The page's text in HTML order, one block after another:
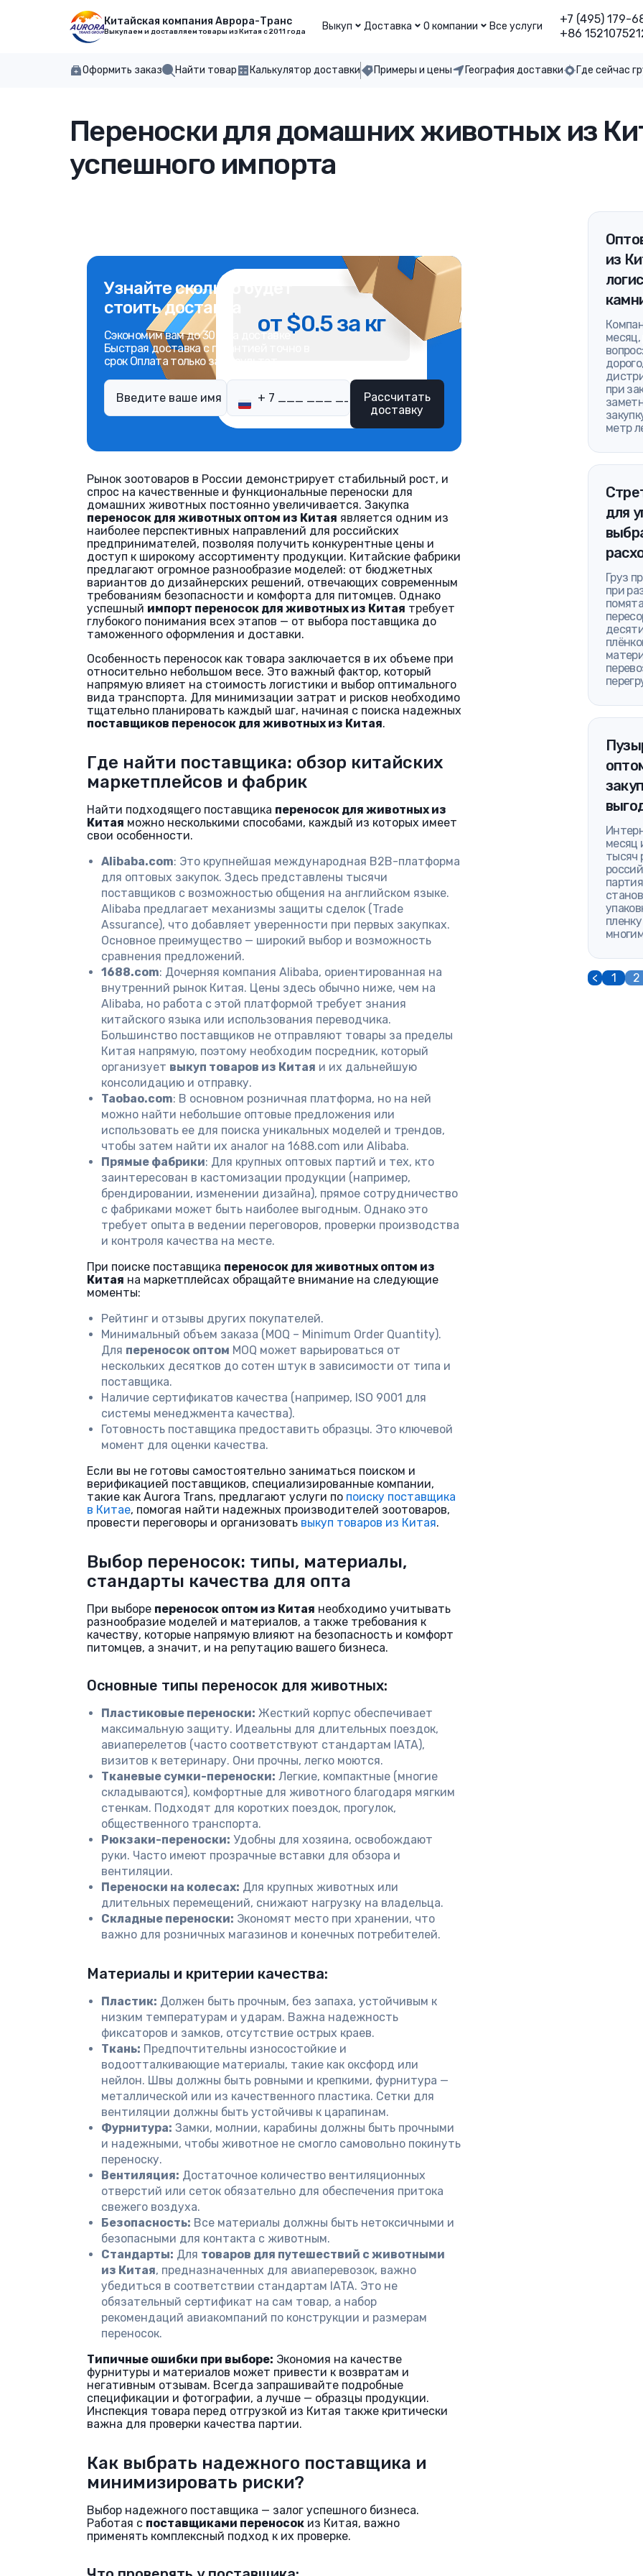
Китайская компания Аврора-Транс
Выкупаем и доставляем товары из Китая с 2011 года Выкуп Доставка О компании Все услуги
+7 (495) 179-
+86
Оформить заказ Найти товар Калькулятор доставки Примеры и цены География доставки Где сейчас
Переноски для домашних животных из
успешного импорта
Узнайте сколько будет
стоить доставка
Сэкономим вам до 30% на доставке
Быстрая доставка с гарантией точно в
срок Оплата только за результат
Рассчитать
доставку
от $0.5 за кг
Рынок зоотоваров в России демонстрирует стабильный рост, и
спрос на качественные и функциональные переноски для
домашних животных постоянно увеличивается. Закупка
переносок для животных оптом из Китая является одним из
наиболее перспективных направлений для российских
предпринимателей, позволяя получить конкурентные цены и
доступ к широкому ассортименту продукции. Китайские фабрики
предлагают огромное разнообразие моделей: от бюджетных
вариантов до дизайнерских решений, отвечающих современным
требованиям безопасности и комфорта для питомцев. Однако
успешный импорт переносок для животных из Китая требует
глубокого понимания всех этапов — от выбора поставщика до
таможенного оформления и доставки.
Особенность переносок как товара заключается в их объеме при
относительно небольшом весе. Это важный фактор, который
напрямую влияет на стоимость логистики и выбор оптимального
вида транспорта. Для минимизации затрат и рисков необходимо
тщательно планировать каждый шаг, начиная с поиска надежных
поставщиков переносок для животных из Китая.
Где найти поставщика: обзор китайских
маркетплейсов и фабрик
Найти подходящего поставщика переносок для животных из
Китая можно несколькими способами, каждый из которых имеет
свои особенности.
Alibaba.com: Это крупнейшая международная B2B-платформа
для оптовых закупок. Здесь представлены тысячи
поставщиков с возможностью общения на английском языке.
Alibaba предлагает механизмы защиты сделок (Trade
Assurance), что добавляет уверенности при первых закупках.
Основное преимущество — широкий выбор и возможность
сравнения предложений.
1688.com: Дочерняя компания Alibaba, ориентированная на
внутренний рынок Китая. Цены здесь обычно ниже, чем на
Alibaba, но работа с этой платформой требует знания
китайского языка или использования переводчика.
Большинство поставщиков не отправляют товары за пределы
Китая напрямую, поэтому необходим посредник, который
организует выкуп товаров из Китая и их дальнейшую
консолидацию и отправку.
Taobao.com: В основном розничная платформа, но на ней
можно найти небольшие оптовые предложения или
использовать ее для поиска уникальных моделей и трендов,
чтобы затем найти их аналог на 1688.com или Alibaba.
Прямые фабрики: Для крупных оптовых партий и тех, кто
заинтересован в кастомизации продукции (например,
брендировании, изменении дизайна), прямое сотрудничество
с фабриками может быть наиболее выгодным. Однако это
требует опыта в ведении переговоров, проверки производства
и контроля качества на месте.
При поиске поставщика переносок для животных оптом из
Китая на маркетплейсах обращайте внимание на следующие
моменты:
Рейтинг и отзывы других покупателей.
Минимальный объем заказа (MOQ – Minimum Order Quantity).
Для переносок оптом MOQ может варьироваться от
нескольких десятков до сотен штук в зависимости от типа и
поставщика.
Наличие сертификатов качества (например, ISO 9001 для
системы менеджмента качества).
Готовность поставщика предоставить образцы. Это ключевой
момент для оценки качества.
Если вы не готовы самостоятельно заниматься поиском и
верификацией поставщиков, специализированные компании,
такие как Aurora Trans, предлагают услуги по поиску поставщика
в Китае, помогая найти надежных производителей зоотоваров,
провести переговоры и организовать выкуп товаров из Китая.
Выбор переносок: типы, материалы,
стандарты качества для опта
При выборе переносок оптом из Китая необходимо учитывать
разнообразие моделей и материалов, а также требования к
качеству, которые напрямую влияют на безопасность и комфорт
питомцев, а значит, и на репутацию вашего бизнеса.
Основные типы переносок для животных:
Пластиковые переноски: Жесткий корпус обеспечивает
максимальную защиту. Идеальны для длительных поездок,
авиаперелетов (часто соответствуют стандартам IATA),
визитов к ветеринару. Они прочны, легко моются.
Тканевые сумки-переноски: Легкие, компактные (многие
складываются), комфортные для животного благодаря мягким
стенкам. Подходят для коротких поездок, прогулок,
общественного транспорта.
Рюкзаки-переноски: Удобны для хозяина, освобождают
руки. Часто имеют прозрачные вставки для обзора и
вентиляции.
Переноски на колесах: Для крупных животных или
длительных перемещений, снижают нагрузку на владельца.
Складные переноски: Экономят место при хранении, что
важно для розничных магазинов и конечных потребителей.
Материалы и критерии качества:
Пластик: Должен быть прочным, без запаха, устойчивым к
низким температурам и ударам. Важна надежность
фиксаторов и замков, отсутствие острых краев.
Ткань: Предпочтительны износостойкие и
водоотталкивающие материалы, такие как оксфорд или
нейлон. Швы должны быть ровными и крепкими, фурнитура —
металлической или из качественного пластика. Сетки для
вентиляции должны быть устойчивы к царапинам.
Фурнитура: Замки, молнии, карабины должны быть прочными
и надежными, чтобы животное не смогло самовольно покинуть
переноску.
Вентиляция: Достаточное количество вентиляционных
отверстий или сеток обязательно для обеспечения притока
свежего воздуха.
Безопасность: Все материалы должны быть нетоксичными и
безопасными для контакта с животным.
Стандарты: Для товаров для путешествий с животными
из Китая, предназначенных для авиаперевозок, важно
убедиться в соответствии стандартам IATA. Это не
обязательный сертификат на сам товар, а набор
рекомендаций авиакомпаний по конструкции и размерам
переносок.
Типичные ошибки при выборе: Экономия на качестве
фурнитуры и материалов может привести к возвратам и
негативным отзывам. Всегда запрашивайте подробные
спецификации и фотографии, а лучше — образцы продукции.
Инспекция товара перед отгрузкой из Китая также критически
важна для проверки качества партии.
Как выбрать надежного поставщика и
минимизировать риски?
Выбор надежного поставщика — залог успешного бизнеса.
Работая с поставщиками переносок из Китая, важно
применять комплексный подход к их проверке.
из
месяц,
при
метр
для
Груз
при
месяц
тысяч
< 1 2